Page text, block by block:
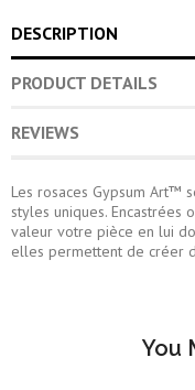
DESCRIPTION
PRODUCT DETAILS
REVIEWS
Les rosaces Gypsum Art™
styles uniques. Encastrées
valeur votre pièce en lui
elles permettent de créer
You